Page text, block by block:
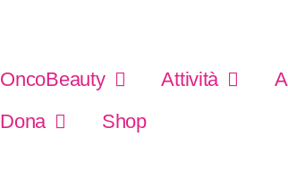
OncoBeauty Attività
Dona
Shop